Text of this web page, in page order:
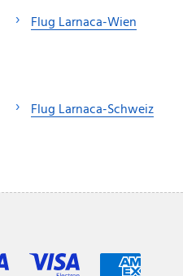
Flug Larnaca-Wien
Flug Larnaca-Schweiz